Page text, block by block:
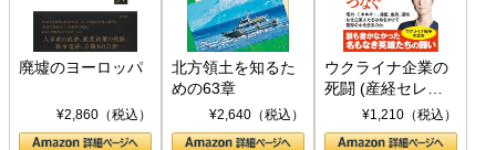
廃墟のヨーロッパ
¥2,860（税込）
北方領土を知るた
めの63章
¥2,640（税込）
ウクライナ企業の
死闘 (産経セレク
ト S 039)¥1,210（税込）